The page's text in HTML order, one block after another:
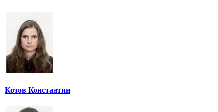
Котов Константин